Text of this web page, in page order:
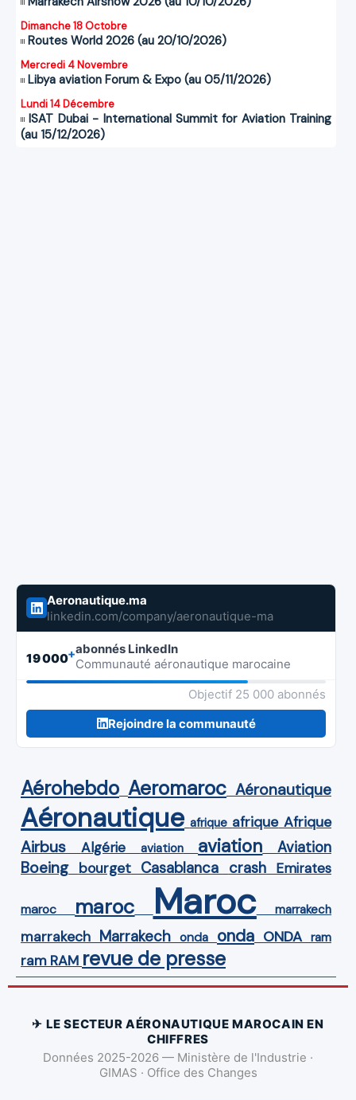
Dimanche 18 Octobre
Routes World 2026 (au 20/10/2026)
Mercredi 4 Novembre
Libya aviation Forum & Expo (au 05/11/2026)
Lundi 14 Décembre
ISAT Dubai - International Summit for Aviation Training
(au 15/12/2026)
Aeronautique.ma
linkedin.com/company/aeronautique-ma
19 000+abonnés LinkedIn
Communauté aéronautique marocaine
Objectif 25 000 abonnés
Rejoindre la communauté
Aérohebdo Aeromaroc Aéronautique
Aéronautique afrique afrique Afrique
Airbus Algérie aviation aviation Aviation
Boeing bourget Casablanca crash Emirates
maroc maroc Maroc marrakech
marrakech Marrakech onda onda ONDA ram
ram RAM revue de presse
✈ LE SECTEUR AÉRONAUTIQUE MAROCAIN EN
CHIFFRES
Données 2025-2026 — Ministère de l'Industrie ·
GIMAS · Office des Changes